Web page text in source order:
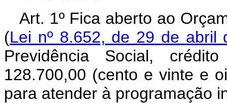
Art. 1º Fica aberto ao
(Lei nº 8.652, de 29 de abril
Previdência Social,
128.700,00 (cento e vinte e
para atender à programação